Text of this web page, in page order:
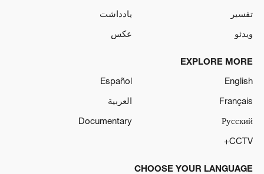
تفسیر
یادداشت
ویدئو
عکس
EXPLORE MORE
English
Español
Français
العربية
Русский
Documentary
CCTV+
CHOOSE YOUR LANGUAGE